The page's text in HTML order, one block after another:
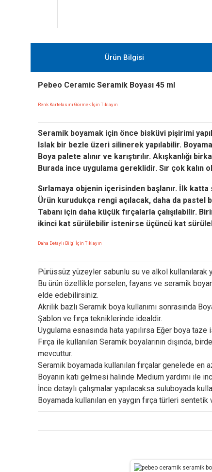
Ürün Bilgisi
Pebeo Ceramic Seramik Boyası 45 ml
Renk Kartelasını Görmek İçin Tıklayın
Seramik boyamak için önce bisküvi pişirimi
Islak bir bezle üzeri silinerek yapılabilir.
Boya palete alınır ve karıştırılır. Akışkanlığı
Burada ince uygulama gereklidir. Sır çok kalın
Sırlamaya objenin içerisinden başlanır. İlk
Ürün kurudukça rengi açılacak, daha da pastel
Tabanı için daha küçük fırçalarla çalışılabilir.
ikinci kat sürülebilir istenirse üçüncü kat
Daha Detaylı Bilgi İçin Tıklayın
Pürüssüz yüzeyler sabunlu su ve alkol kullanılarak
Bu ürün özellikle porselen, fayans ve seramik
elde edebilirsiniz.
Akrilik bazlı Seramik boya kullanımı sonrasında
Şablon ve fırça tekniklerinde idealdir.
Uygulama esnasında hata yapılırsa Eğer boya
Fırça ile kullanılan Seramik boyalarının dışında,
mevcuttur.
Seramik boyamada kullanılan fırçalar genelede en
Boyanın katı gelmesi halinde Medium yardımı ile
İnce detaylı çalışmalar yapılacaksa suluboyada
Boyamada kullanılan en yaygın fırça türleri sentetik